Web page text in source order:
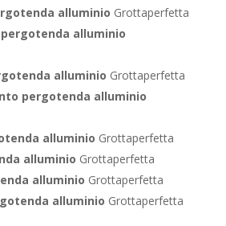
alluminio Grottaperfetta
alluminio
alluminio Grottaperfetta
pergotenda alluminio
alluminio Grottaperfetta
alluminio Grottaperfetta
alluminio Grottaperfetta
alluminio Grottaperfetta